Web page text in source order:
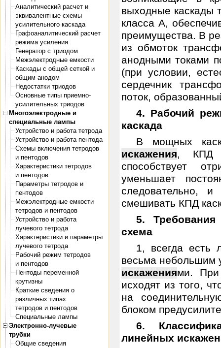
Аналитический расчет и
эквивалентные схемы
усилительного каскада
Графоаналитический расчет
режима усиления
Генератор с триодом
Межэлектродные емкости
Каскады с общей сеткой и
общим анодом
Недостатки триодов
Основные типы приемно-
усилительных триодов
Многоэлектродные и
специальные лампы
Устройство и работа тетрода
Устройство и работа пентода
Схемы включения тетродов
и пентодов
Характеристики тетродов
и пентодов
Параметры тетродов и
пентодов
Межэлектродные емкости
тетродов и пентодов
Устройство и работа
лучевого тетрода
Характеристики и параметры
лучевого тетрода
Рабочий режим тетродов
и пентодов
Пентоды переменной
крутизны
Краткие сведения о
различных типах
тетродов и пентодов
Специальные лампы
Электронно-лучевые
трубки
Общие сведения
выходные каскады
класса А,
преимущества. В
из обмоток
анодными токами
(при условии,
сердечник
поток,
4. Рабочий
каскада
В мощных
искажения, КПД
способствует
уменьшает
следовательно,
смешивать КПД
5.
схема
1, всегда есть
весьма небольшим
искажениями. При
исходят из того,
на
блоком
6.
линейных